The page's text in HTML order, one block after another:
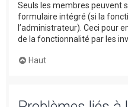
Seuls les membres peuvent
formulaire intégré (si la
l’administrateur). Ceci pour
de la fonctionnalité par les
Haut